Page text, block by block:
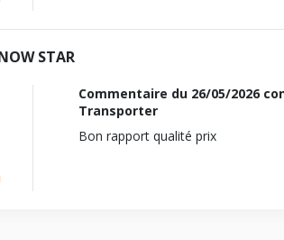
STAR
Commentaire du 26/05/2026
Transporter
Bon rapport qualité prix